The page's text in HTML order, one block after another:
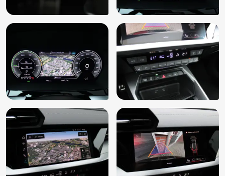
Leder/stof bekleding
Lederen stuurwiel
LED koplampen adaptief
Lendensteunen elektrisch verstelbaar
Lichtmetalen velgen multi-spaaks 18"
Lichtsensor
Mistlampen voor
Multimedia-voorbereiding
Navigatiesysteem full map
Onderhoudshistorie
Oplaadmogelijkheid